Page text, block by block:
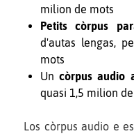
milion de mots
Petits còrpus
d'autas lengas,
mots
Uncòrpus audio
quasi 1,5 milion
Los còrpus audio e